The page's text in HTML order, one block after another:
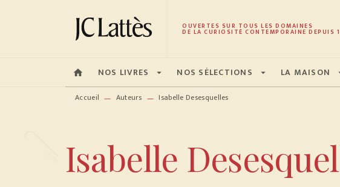
MENU RECHERCHE CONTENU PIED DE PAGE
OUVERTES SUR TOUS LES DOMAINES
DE LA CURIOSITÉ CONTEMPORAINE DEPUIS
home NOS LIVRES arrow_drop_down NOS SÉLECTIONS arrow_drop_down LA MAISON
Accueil — Auteurs — Isabelle Desesquelles
Isabelle